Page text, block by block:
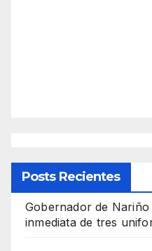
Posts Recientes
Gobernador de
inmediata de tres